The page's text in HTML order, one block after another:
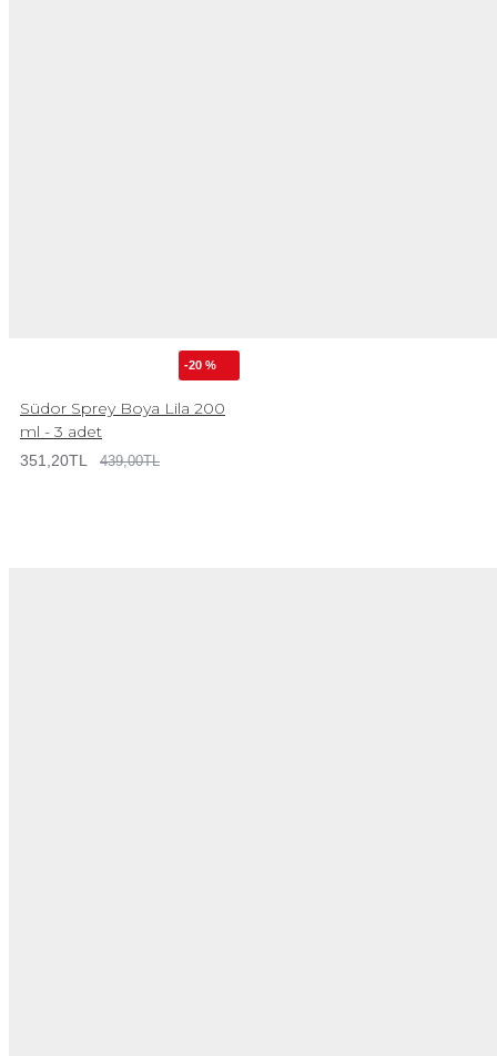
-20 %
Südor Sprey Boya Lila 200
ml - 3 adet
351,20TL 439,00TL